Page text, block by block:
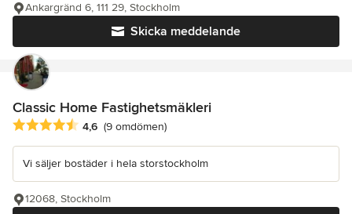
Skicka meddelande
Ankargränd 6, 111 29, Stockholm
Classic Home Fastighetsmäkleri
Genomsnittligt omdöme: 4.6 av 5 stjärnor
4,6 (9 omdömen)
Vi säljer bostäder i hela storstockholm
12068, Stockholm